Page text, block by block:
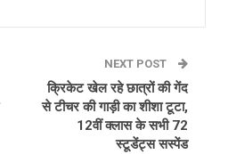
NEXT POST
क्रिकेट खेल रहे छात्रों की गेंद
से टीचर की गाड़ी का शीशा टूटा,
12वीं क्लास के सभी 72
स्टूडेंट्स सस्पेंड